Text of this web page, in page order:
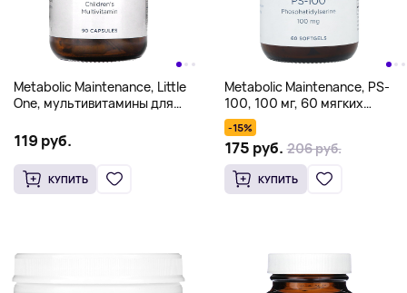
Metabolic Maintenance, Little
One, мультивитамины для
119 руб.
КУПИТЬ
Metabolic Maintenance, PS-
100, 100 мг, 60 мягких
таблеток
-15%
175 руб. 206 руб.
КУПИТЬ